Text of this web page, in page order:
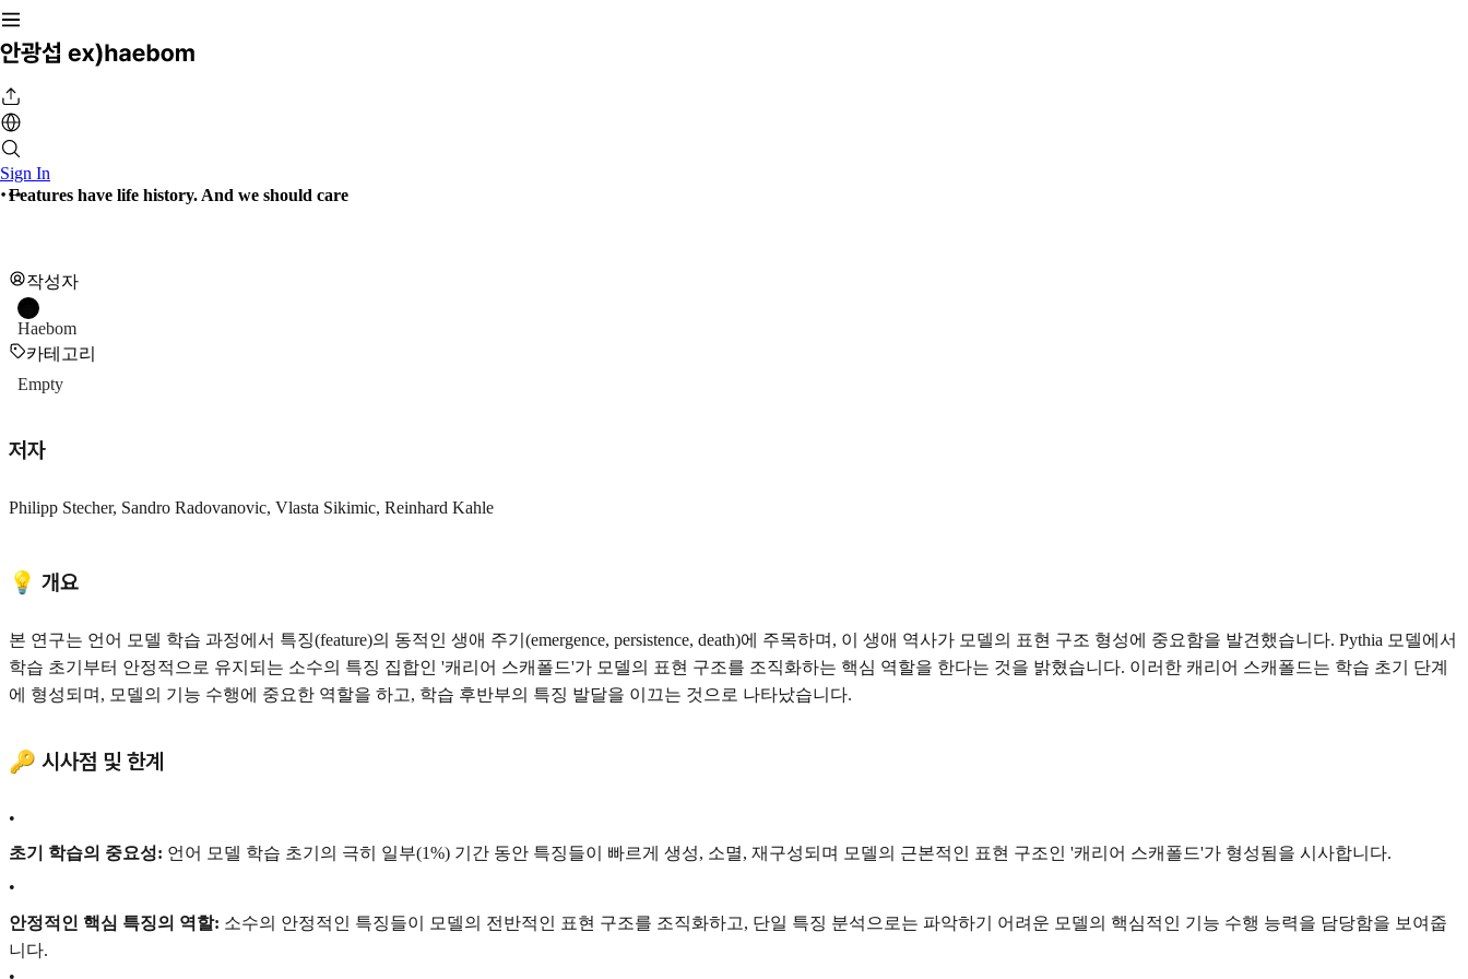
Sign In
Features have life history. And we should care
작성자
Haebom
카테고리
Empty
저자
Philipp Stecher, Sandro Radovanovic, Vlasta Sikimic, Reinhard Kahle
💡 개요
본 연구는 언어 모델 학습 과정에서 특징(feature)의 동적인 생애 주기(emergence, persistence, death)에 주목하며, 이 생애 역사가 모델의 표현 구조 형성에 중요함을 발견했습니다. Pythia 모델에서
학습 초기부터 안정적으로 유지되는 소수의 특징 집합인 '캐리어 스캐폴드'가 모델의 표현 구조를 조직화하는 핵심 역할을 한다는 것을 밝혔습니다. 이러한 캐리어 스캐폴드는 학습 초기 단계
에 형성되며, 모델의 기능 수행에 중요한 역할을 하고, 학습 후반부의 특징 발달을 이끄는 것으로 나타났습니다.
🔑 시사점 및 한계
•
초기 학습의 중요성: 언어 모델 학습 초기의 극히 일부(1%) 기간 동안 특징들이 빠르게 생성, 소멸, 재구성되며 모델의 근본적인 표현 구조인 '캐리어 스캐폴드'가 형성됨을 시사합니다.
•
안정적인 핵심 특징의 역할: 소수의 안정적인 특징들이 모델의 전반적인 표현 구조를 조직화하고, 단일 특징 분석으로는 파악하기 어려운 모델의 핵심적인 기능 수행 능력을 담당함을 보여줍
니다.